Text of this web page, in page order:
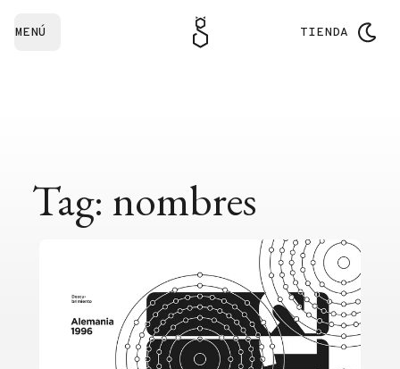
MENÚ TIENDA
Tag: nombres